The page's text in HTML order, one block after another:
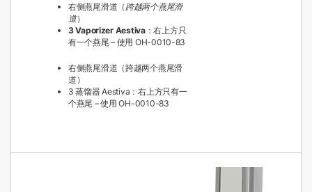
右侧燕尾滑道（跨越两个燕尾滑
道）
3 Vaporizer Aestiva：右上方只
有一个燕尾 – 使用 OH-0010-83
右侧燕尾滑道（跨越两个燕尾滑
道）
3 蒸馏器 Aestiva：右上方只有一
个燕尾 – 使用 OH-0010-83